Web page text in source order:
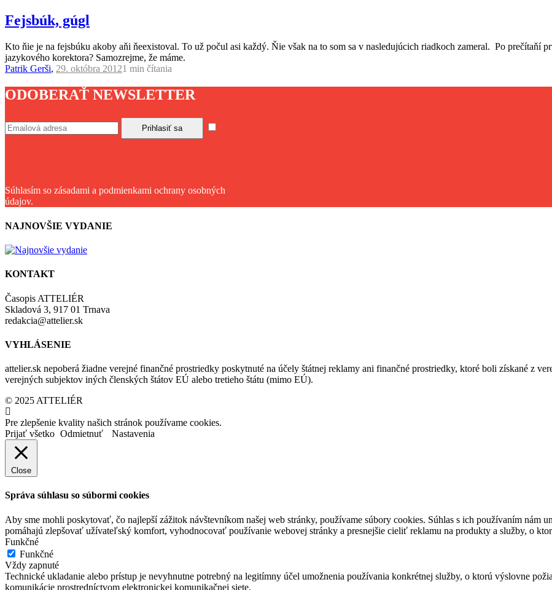
Fejsbúk, gúgl
Kto ňie je na fejsbúku akoby aňi ňeexistoval. To už počul asi každý. Ňie však na to som sa v nasledujúcich riadkoch zameral. Po prečítaňí
jazykového korektora? Samozrejme, že máme.
Patrik Gerši, 29. októbra 20121 min čítania
ODOBERAŤ NEWSLETTER
Súhlasím so zásadami a podmienkami ochrany osobných
údajov.
NAJNOVŠIE VYDANIE
KONTAKT
Časopis ATTELIÉR
Skladová 3, 917 01 Trnava
redakcia@attelier.sk
VYHLÁSENIE
attelier.sk nepoberá žiadne verejné finančné prostriedky poskytnuté na účely štátnej reklamy ani finančné prostriedky, ktoré boli získané z
verejných subjektov iných členských štátov EÚ alebo tretieho štátu (mimo EÚ).
© 2025 ATTELIÉR
Pre zlepšenie kvality našich stránok používame cookies.
Prijať všetko Odmietnuť Nastavenia
Close
Správa súhlasu so súbormi cookies
Aby sme mohli poskytovať, čo najlepší zážitok návštevníkom našej web stránky, používame súbory cookies. Súhlas s ich používaním nám
pomáhajú zlepšovať užívateľský komfort, vyhodnocovať používanie webovej stránky a presnejšie cieliť reklamu na produkty a služby, o
Funkčné
Funkčné
Vždy zapnuté
Technické ukladanie alebo prístup je nevyhnutne potrebný na legitímny účel umožnenia používania konkrétnej služby, o ktorú výslovne
komunikácie prostredníctvom elektronickej komunikačnej siete.